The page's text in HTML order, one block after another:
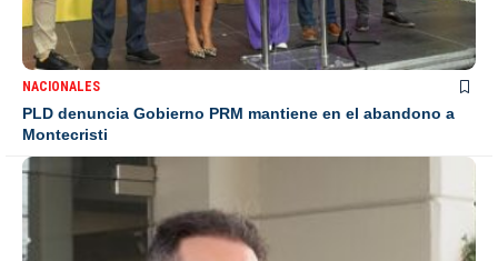
NACIONALES
PLD denuncia Gobierno PRM mantiene en el abandono a
Montecristi